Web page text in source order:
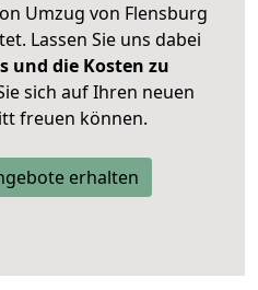
Umzug von Flensburg
Lassen Sie uns dabei
und die Kosten zu
sich auf Ihren neuen
freuen können.
erhalten